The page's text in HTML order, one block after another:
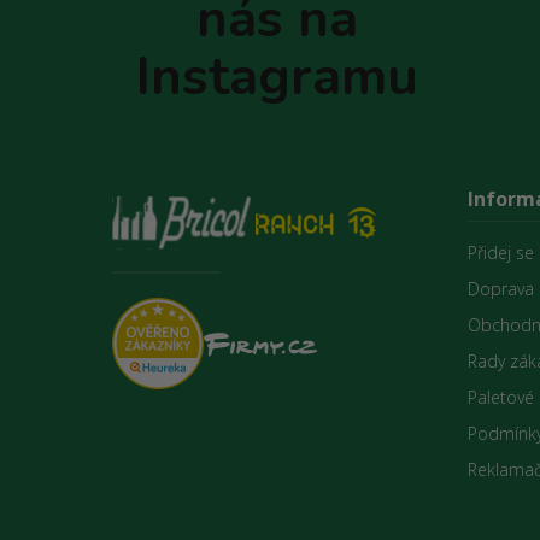
nás na
Instagramu
Přidej se
Doprava
Rady